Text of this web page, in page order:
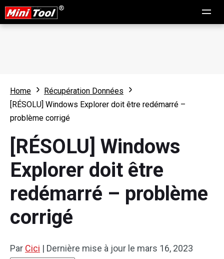
Home
Récupération Données
[RÉSOLU] Windows Explorer doit être redémarré –
problème corrigé
[RÉSOLU] Windows
Explorer doit être
redémarré – problème
corrigé
Par Cici | Dernière mise à jour le mars 16, 2023